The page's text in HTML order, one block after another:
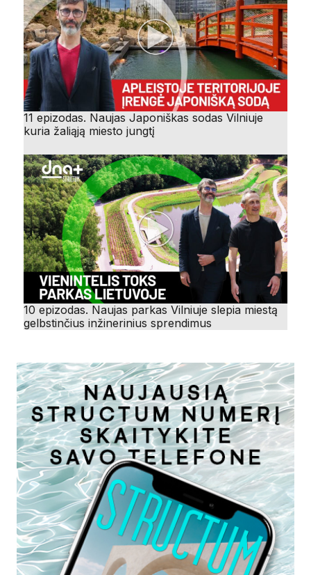
11 epizodas. Naujas Japoniškas sodas Vilniuje
kuria žaliąją miesto jungtį
10 epizodas. Naujas parkas Vilniuje slepia miestą
gelbstinčius inžinerinius sprendimus